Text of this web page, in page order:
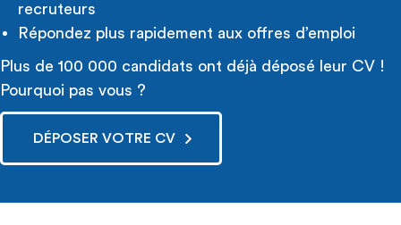
recruteurs
Répondez plus rapidement aux offres d’emploi
Plus de 100 000 candidats ont déjà déposé leur CV !
Pourquoi pas vous ?
DÉPOSER VOTRE CV